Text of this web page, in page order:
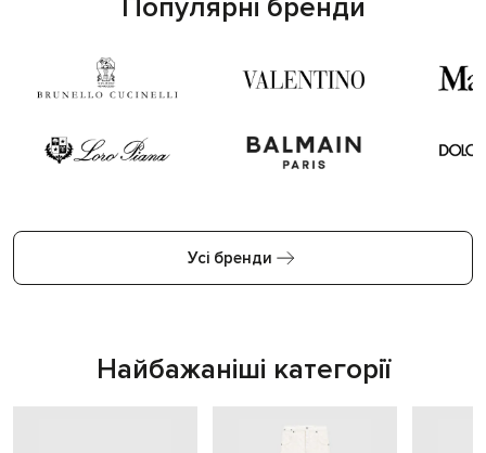
Популярні бренди
Усі бренди
Найбажаніші категорії